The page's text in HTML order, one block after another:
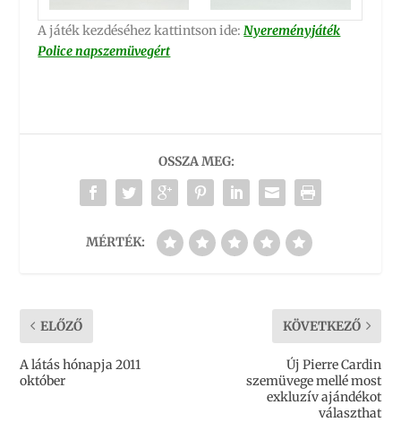
A játék kezdéséhez kattintson ide:Nyereményjáték
Police napszemüvegért
OSSZA MEG:
MÉRTÉK:
ELŐZŐ
A látás hónapja 2011
október
KÖVETKEZŐ
Új Pierre Cardin
szemüvege mellé most
exkluzív ajándékot
választhat